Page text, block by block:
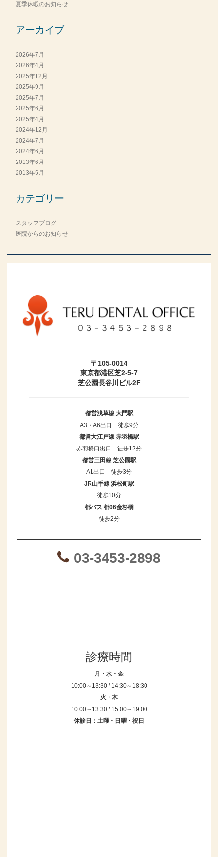
夏季休暇のお知らせ
アーカイブ
2026年7月
2026年4月
2025年12月
2025年9月
2025年7月
2025年6月
2025年4月
2024年12月
2024年7月
2024年6月
2013年6月
2013年5月
カテゴリー
スタッフブログ
医院からのお知らせ
〒105-0014
東京都港区芝2-5-7
芝公園長谷川ビル2F
都営浅草線 大門駅
A3・A6出口 徒歩9分
都営大江戸線 赤羽橋駅
赤羽橋口出口 徒歩12分
都営三田線 芝公園駅
A1出口 徒歩3分
JR山手線 浜松町駅
徒歩10分
都バス 都06金杉橋
徒歩2分
03-3453-2898
診療時間
月・水・金
10:00～13:30 / 14:30～18:30
火・木
10:00～13:30 / 15:00～19:00
休診日：土曜・日曜・祝日